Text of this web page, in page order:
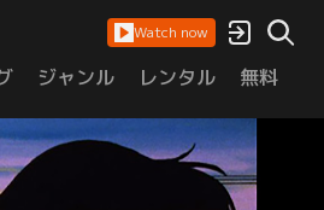
Watch now
ジャンル レンタル 無料